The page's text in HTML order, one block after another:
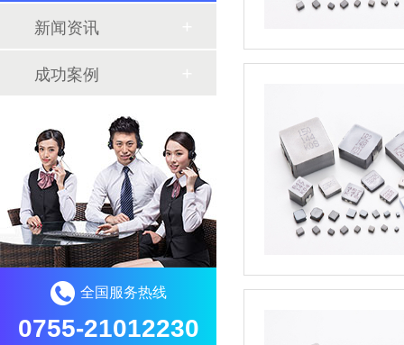
新闻资讯
成功案例
全国服务热线
0755-21012230